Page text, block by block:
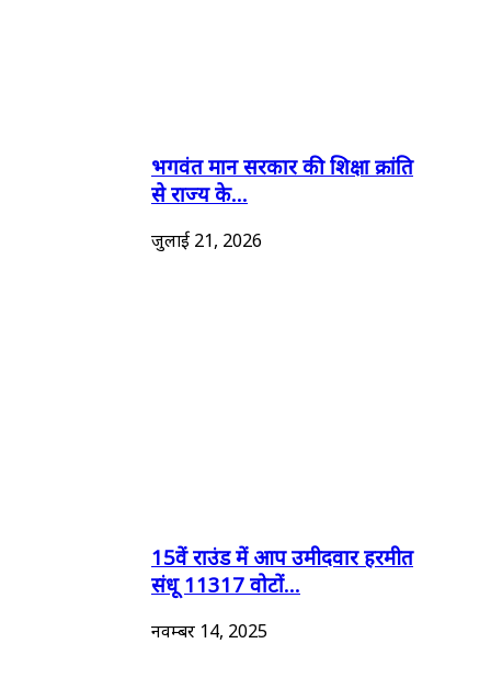
भगवंत मान सरकार की शिक्षा क्रांति
से राज्य के...
जुलाई 21, 2026
15वें राउंड में आप उमीदवार हरमीत
संधू 11317 वोटों...
नवम्बर 14, 2025